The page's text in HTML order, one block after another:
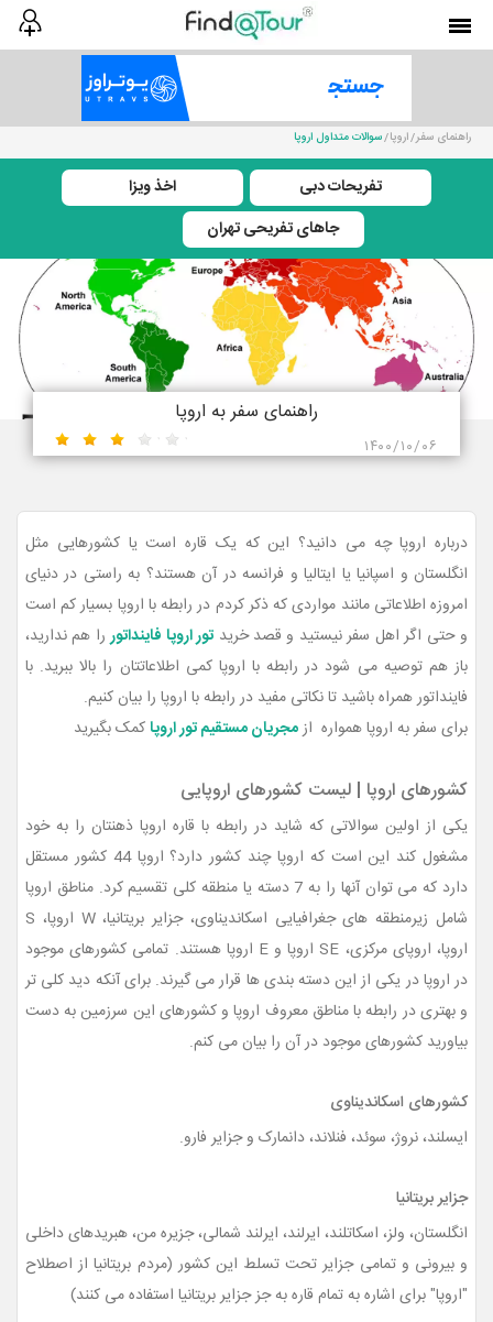
راهنمای سفر اروپا سوالات متداول اروپا
تفریحات دبی
اخذ ویزا
جاهای تفریحی تهران
راهنمای سفر به اروپا
۱۴۰۰/۱۰/۰۶
درباره اروپا چه می دانید؟ این که یک قاره است یا کشورهایی مثل
انگلستان و اسپانیا یا ایتالیا و فرانسه در آن هستند؟ به راستی در دنیای
امروزه اطلاعاتی مانند مواردی که ذکر کردم در رابطه با اروپا بسیار کم است
و حتی اگر اهل سفر نیستید و قصد خرید تور اروپا فاینداتوررا هم ندارید،
باز هم توصیه می شود در رابطه با اروپا کمی اطلاعاتتان را بالا ببرید. با
فاینداتور همراه باشید تا نکاتی مفید در رابطه با اروپا را بیان کنیم.
برای سفر به اروپا همواره ازمجریان مستقیم تور اروپا کمک بگیرید
کشورهای اروپا | لیست کشورهای اروپایی
یکی از اولین سوالاتی که شاید در رابطه با قاره اروپا ذهنتان را به خود
مشغول کند این است که اروپا چند کشور دارد؟ اروپا 44 کشور مستقل
دارد که می توان آنها را به 7 دسته یا منطقه کلی تقسیم کرد. مناطق اروپا
شامل زیرمنطقه های جغرافیایی اسکاندیناوی، جزایر بریتانیا، W اروپا، S
اروپا، اروپای مرکزی، SE اروپا و E اروپا هستند. تمامی کشورهای موجود
در اروپا در یکی از این دسته بندی ها قرار می گیرند. برای آنکه دید کلی تر
و بهتری در رابطه با مناطق معروف اروپا و کشورهای این سرزمین به دست
بیاورید کشورهای موجود در آن را بیان می کنم.
کشورهای اسکاندیناوی
ایسلند، نروژ، سوئد، فنلاند، دانمارک و جزایر فارو.
جزایر بریتانیا
انگلستان، ولز، اسکاتلند، ایرلند، ایرلند شمالی، جزیره من، هبریدهای داخلی
و بیرونی و تمامی جزایر تحت تسلط این کشور (مردم بریتانیا از اصطلاح
"اروپا" برای اشاره به تمام قاره به جز جزایر بریتانیا استفاده می کنند)